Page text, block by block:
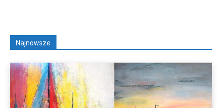
Najnowsze